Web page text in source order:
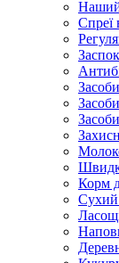
Спреї
Корм
Сухий